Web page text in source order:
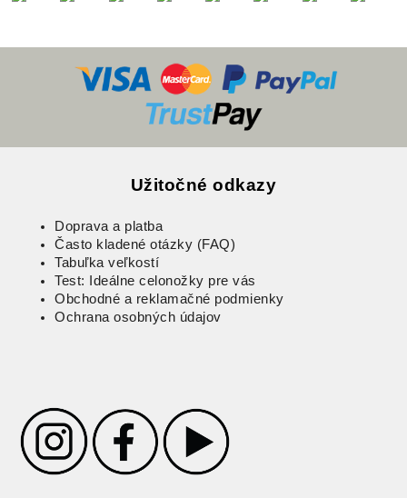
Užitočné odkazy
Doprava a platba
Často kladené otázky (FAQ)
Tabuľka veľkostí
Test: Ideálne celonožky pre vás
Obchodné a reklamačné podmienky
Ochrana osobných údajov